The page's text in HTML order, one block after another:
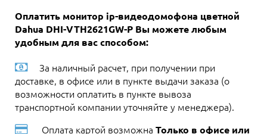
Оплатить монитор ip-видеодомофона цветной
Dahua DHI-VTH2621GW-P Вы можете любым
удобным для вас способом:
За наличный расчет, при получении при
доставке, в офисе или в пункте выдачи заказа (о
возможности оплатить в пункте вывоза
транспортной компании уточняйте у менеджера).
Оплата картой возможна Только в офисе или